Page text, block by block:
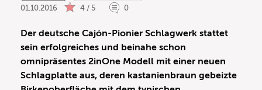
01.10.2016 4 / 5 0
Der deutsche Cajón-Pionier Schlagwerk stattet
sein erfolgreiches und beinahe schon
omnipräsentes 2inOne Modell mit einer neuen
Schlagplatte aus, deren kastanienbraun gebeizte